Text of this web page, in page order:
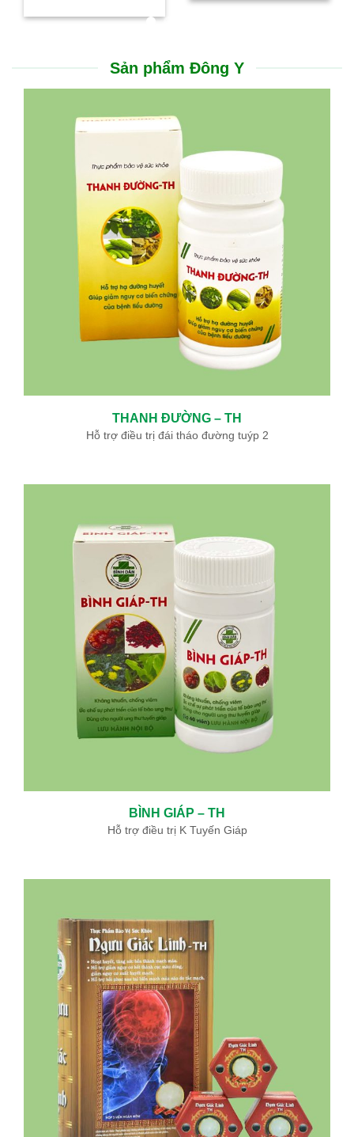
Sản phẩm Đông Y
THANH ĐƯỜNG – TH
Hỗ trợ điều trị đái tháo đường tuýp 2
BÌNH GIÁP – TH
Hỗ trợ điều trị K Tuyến Giáp